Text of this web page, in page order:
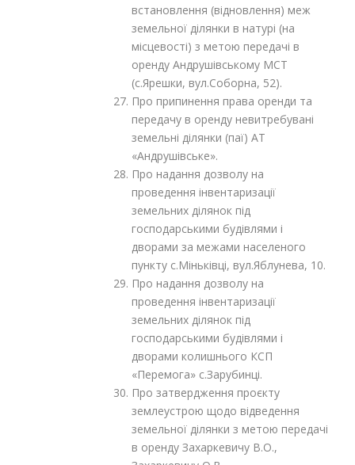
встановлення (відновлення) меж
земельної ділянки в натурі (на
місцевості) з метою передачі в
оренду Андрушівському МСТ
(с.Ярешки, вул.Соборна, 52).
Про припинення права оренди та
передачу в оренду невитребувані
земельні ділянки (паї) АТ
«Андрушівське».
Про надання дозволу на
проведення інвентаризації
земельних ділянок під
господарськими будівлями і
дворами за межами населеного
пункту с.Міньківці, вул.Яблунева, 10.
Про надання дозволу на
проведення інвентаризації
земельних ділянок під
господарськими будівлями і
дворами колишнього КСП
«Перемога» с.Зарубинці.
Про затвердження проєкту
землеустрою щодо відведення
земельної ділянки з метою передачі
в оренду Захаркевичу В.О.,